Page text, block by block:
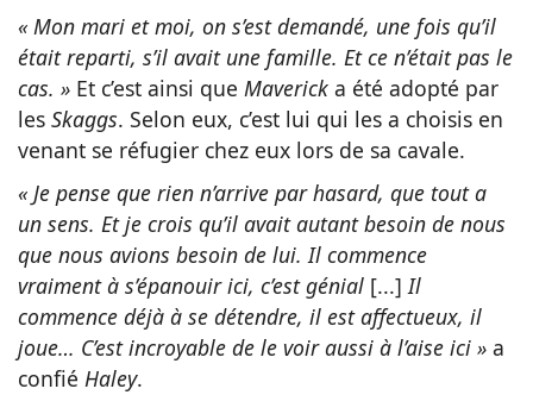
« Mon mari et moi, on s’est demandé, une fois qu’il
était reparti, s’il avait une famille. Et ce n’était pas le
cas. » Et c’est ainsi que Maverick a été adopté par
les Skaggs. Selon eux, c’est lui qui les a choisis en
venant se réfugier chez eux lors de sa cavale.
« Je pense que rien n’arrive par hasard, que tout a
un sens. Et je crois qu’il avait autant besoin de nous
que nous avions besoin de lui. Il commence
vraiment à s’épanouir ici, c’est génial [...]Il
commence déjà à se détendre, il est affectueux, il
joue… C’est incroyable de le voir aussi à l’aise ici » a
confié Haley.